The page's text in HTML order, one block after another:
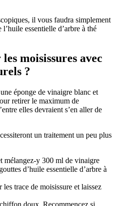
il vous faudra simplement
essentielle d’arbre à thé
moisissures avec
?
éponge de vinaigre blanc et
retirer le maximum de
elles devraient s’en aller de
un traitement un peu plus
mélangez-y 300 ml de vinaigre
d’huile essentielle d’arbre à
trace de moisissure et laissez
doux. Recommencez si